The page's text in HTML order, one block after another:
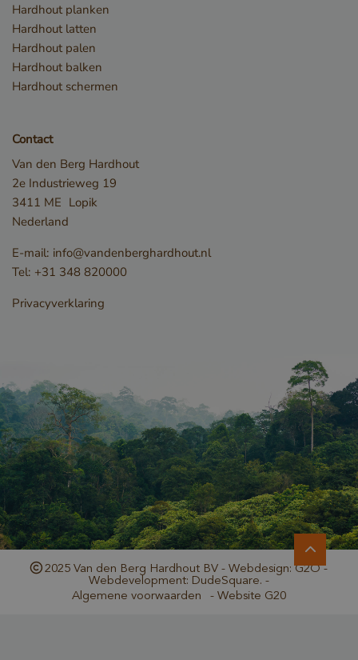
Hardhout planken
Hardhout latten
Hardhout palen
Hardhout balken
Hardhout schermen
Contact
Van den Berg Hardhout
2e Industrieweg 19
3411 ME Lopik
Nederland
E-mail: info@vandenberghardhout.nl
Tel: +31 348 820000
Privacyverklaring
2025 Van den Berg Hardhout BV - Webdesign: G2O -
Webdevelopment: DudeSquare. -
Algemene voorwaarden
- Website G20
kernfunctionaliteiten van de website mogelijk, zoals
gebruikersaanmelding en accountbeheer. De
strikt noodzakelijke cookies.
_csrf
www.cavotec.com
www.vandenberghardhout.com
Google Privacy Policy